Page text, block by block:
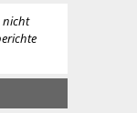
nicht